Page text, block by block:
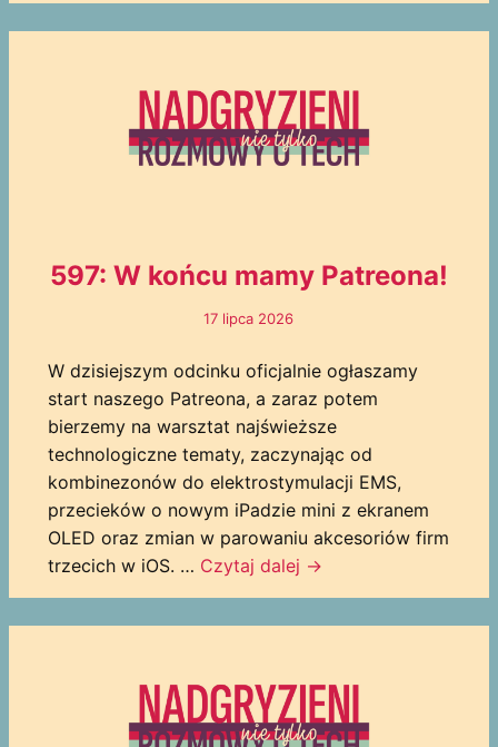
597: W końcu mamy Patreona!
17 lipca 2026
W dzisiejszym odcinku oficjalnie ogłaszamy
start naszego Patreona, a zaraz potem
bierzemy na warsztat najświeższe
technologiczne tematy, zaczynając od
kombinezonów do elektrostymulacji EMS,
przecieków o nowym iPadzie mini z ekranem
OLED oraz zmian w parowaniu akcesoriów firm
trzecich w iOS. … Czytaj dalej →